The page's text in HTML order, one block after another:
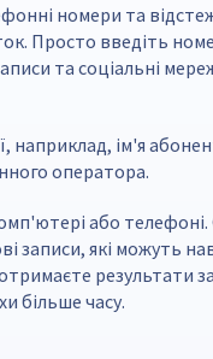
номери та
Просто введіть
та соціальні
наприклад, ім'я
оператора.
або
записи, які можуть
результати
більше часу.